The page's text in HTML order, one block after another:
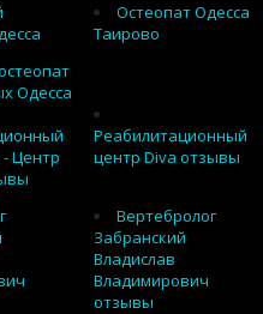
Остеопат Одесса
Таирово
Одесса
Центр
Реабилитационный
центр Diva отзывы
Вертебролог
Забранский
Владислав
Владимирович
отзывы